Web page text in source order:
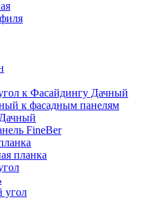
к Фасайдингу Дачный
к фасадным панелям
FineBer
планка
угол